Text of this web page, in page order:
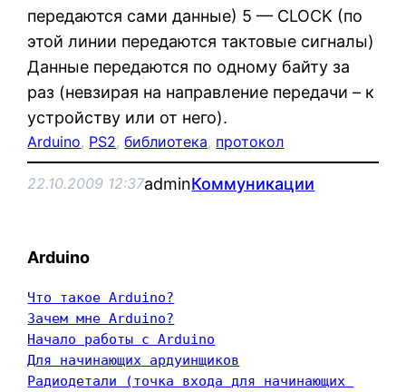
передаются сами данные) 5 — CLOCK (по
этой линии передаются тактовые сигналы)
Данные передаются по одному байту за
раз (невзирая на направление передачи – к
устройству или от него).
Arduino, PS2, библиотека, протокол
22.10.2009 12:37adminКоммуникации
Arduino
Что такое Arduino?
Зачем мне Arduino?
Начало работы с Arduino
Для начинающих ардуинщиков
Радиодетали (точка входа для начинающих